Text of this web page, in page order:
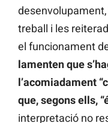
desenvolupament,
treball i les
el funcionament
lamenten que
l’acomiadament
que, segons ells,
interpretació no